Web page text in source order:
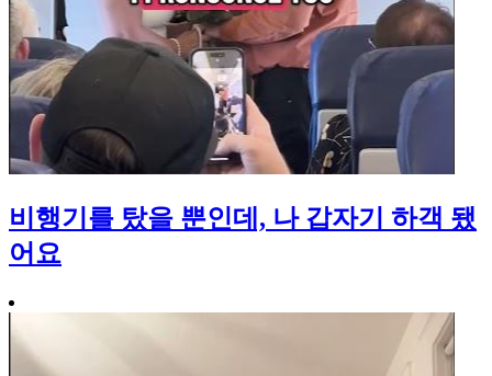
비행기를 탔을 뿐인데, 나 갑자기 하객 됐
어요